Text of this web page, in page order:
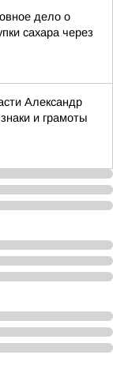
дело о
сахара через
Александр
и грамоты